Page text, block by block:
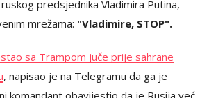
predsjednika Vladimira Putina,
mrežama: "Vladimire, STOP".
sa Trampom juče prije sahrane
, napisao je na Telegramu da ga je
komandant obavijestio da je Rusija već